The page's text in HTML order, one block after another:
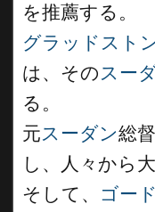
を推薦する。
グラッドスト
は、その スー
る。
元スーダン総
し、人々から
そして、
ゴー